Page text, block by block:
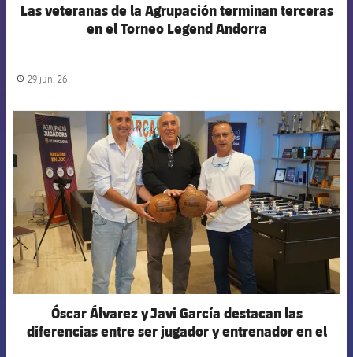
Las veteranas de la Agrupación terminan terceras
en el Torneo Legend Andorra
label.share.clock
29 jun. 26
FCB Barcelona badge
Óscar Álvarez y Javi García destacan las
diferencias entre ser jugador y entrenador en el